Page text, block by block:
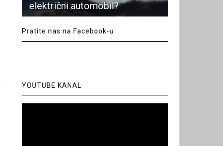
električni automobil?
Pratite nas na Facebook-u
YOUTUBE KANAL